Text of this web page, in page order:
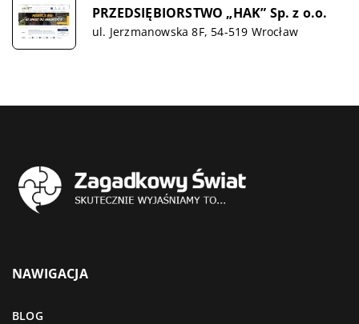
PRZEDSIĘBIORSTWO „HAK” Sp. z o.o.
ul. Jerzmanowska 8F, 54-519 Wrocław
NAWIGACJA
BLOG